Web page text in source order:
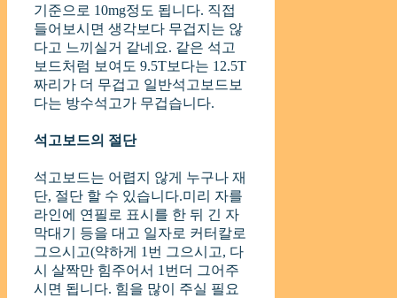
기준으로 10mg정도 됩니다. 직접
들어보시면 생각보다 무겁지는 않
다고 느끼실거 같네요. 같은 석고
보드처럼 보여도 9.5T보다는 12.5T
짜리가 더 무겁고 일반석고보드보
다는 방수석고가 무겁습니다.
석고보드의 절단
석고보드는 어렵지 않게 누구나 재
단, 절단 할 수 있습니다.미리 자를
라인에 연필로 표시를 한 뒤 긴 자
막대기 등을 대고 일자로 커터칼로
그으시고(약하게 1번 그으시고, 다
시 살짝만 힘주어서 1번더 그어주
시면 됩니다. 힘을 많이 주실 필요